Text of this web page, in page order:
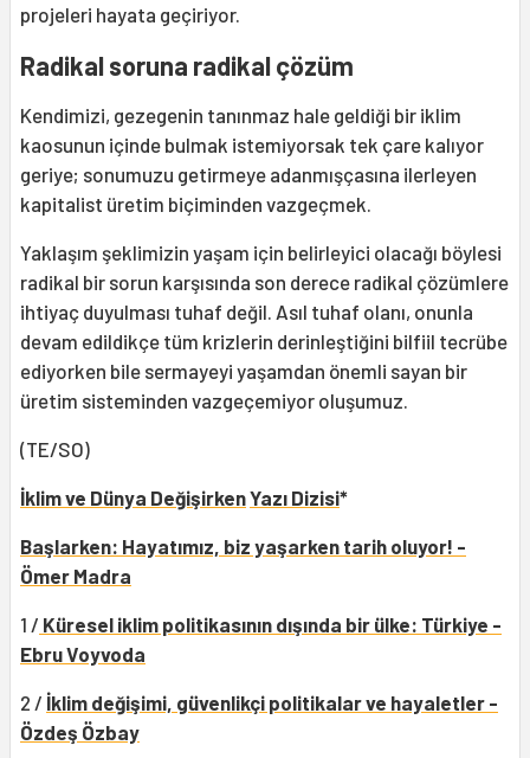
projeleri hayata geçiriyor.
Radikal soruna radikal çözüm
Kendimizi, gezegenin tanınmaz hale geldiği bir iklim
kaosunun içinde bulmak istemiyorsak tek çare kalıyor
geriye; sonumuzu getirmeye adanmışçasına ilerleyen
kapitalist üretim biçiminden vazgeçmek.
Yaklaşım şeklimizin yaşam için belirleyici olacağı böylesi
radikal bir sorun karşısında son derece radikal çözümlere
ihtiyaç duyulması tuhaf değil. Asıl tuhaf olanı, onunla
devam edildikçe tüm krizlerin derinleştiğini bilfiil tecrübe
ediyorken bile sermayeyi yaşamdan önemli sayan bir
üretim sisteminden vazgeçemiyor oluşumuz.
(TE/SO)
İklim ve Dünya DeğişirkenYazı Dizisi*
Başlarken: Hayatımız, biz yaşarken tarih oluyor! -
Ömer Madra
1 / Küresel iklim politikasının dışında bir ülke: Türkiye -
Ebru Voyvoda
2 / İklim değişimi, güvenlikçi politikalar ve hayaletler -
Özdeş Özbay